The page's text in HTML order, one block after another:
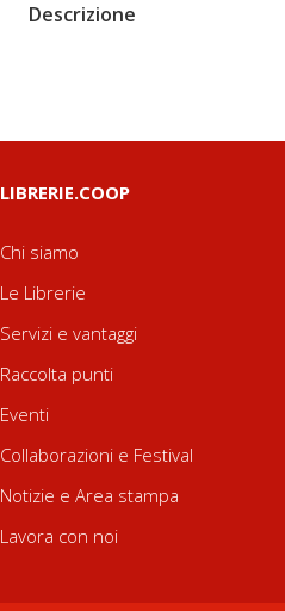
Descrizione
LIBRERIE.COOP
Chi siamo
Le Librerie
Servizi e vantaggi
Raccolta punti
Eventi
Collaborazioni e Festival
Notizie e Area stampa
Lavora con noi